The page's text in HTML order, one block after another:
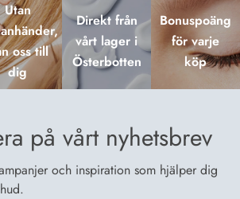
Utan
oss till
dig
Direkt från
vårt lager i
Österbotten
Bonuspoäng
för varje
köp
på vårt nyhetsbrev
och inspiration som hjälper dig